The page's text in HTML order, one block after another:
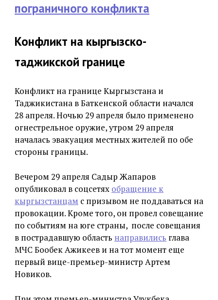
пограничного конфликта
Конфликт на кыргызско-
таджикской границе
Конфликт на границе Кыргызстана и
Таджикистана в Баткенской области начался
28 апреля. Ночью 29 апреля было применено
огнестрельное оружие, утром 29 апреля
началась эвакуация местных жителей по обе
стороны границы.
Вечером 29 апреля Садыр Жапаров
опубликовал в соцсетях обращение к
кыргызстанцам с призывом не поддаваться на
провокации. Кроме того, он провел совещание
по событиям на юге страны, после совещания
в пострадавшую область направились глава
МЧС Бообек Ажикеев и на тот момент еще
первый вице-премьер-министр Артем
Новиков.